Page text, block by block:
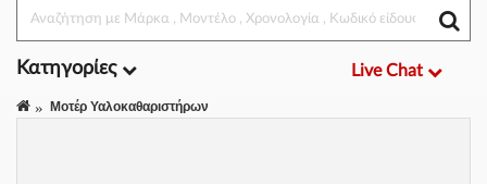
Κατηγορίες Live Chat
Μοτέρ Υαλοκαθαριστήρων